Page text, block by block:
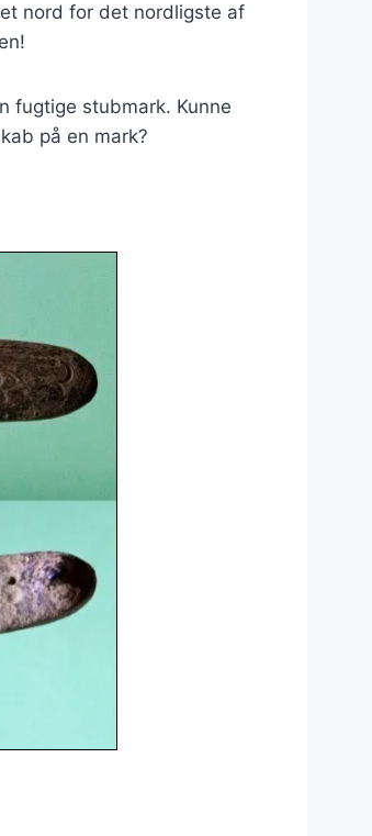
nord for det nordligste af
fugtige stubmark. Kunne
på en mark?